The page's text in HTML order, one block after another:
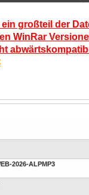
großteil der
WinRar
2026-ALPMP3